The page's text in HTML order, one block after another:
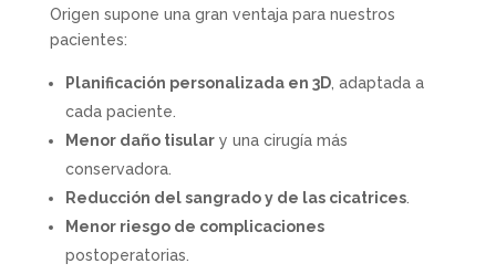
Origen supone una gran ventaja para nuestros
pacientes:
Planificación personalizada en 3D, adaptada a
cada paciente.
Menor daño tisulary una cirugía más
conservadora.
Reducción del sangrado y de las cicatrices.
Menor riesgo de complicaciones
postoperatorias.